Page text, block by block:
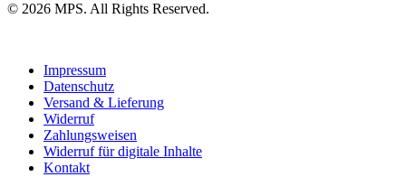
© 2026 MPS. All Rights Reserved.
Impressum
Datenschutz
Versand & Lieferung
Widerruf
Zahlungsweisen
Widerruf für digitale Inhalte
Kontakt